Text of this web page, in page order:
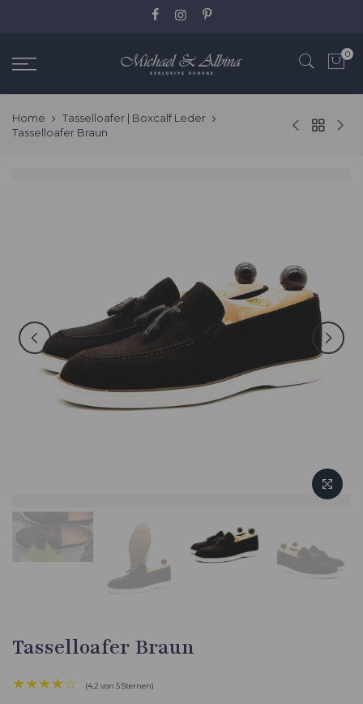
0
Home
Tasselloafer | Boxcalf Leder
Tasselloafer Braun
Tasselloafer Braun
★★★★☆ (4,2 von 5 Sternen)